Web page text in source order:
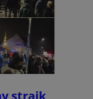
strajk